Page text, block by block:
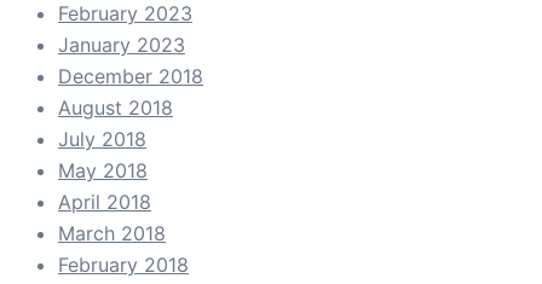
February 2023
January 2023
December 2018
August 2018
July 2018
May 2018
April 2018
March 2018
February 2018